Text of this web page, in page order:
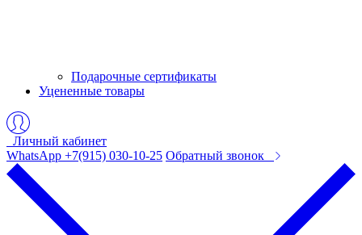
Подарочные сертификаты
Уцененные товары
Личный кабинет
WhatsApp +7(915) 030-10-25 Обратный звонок